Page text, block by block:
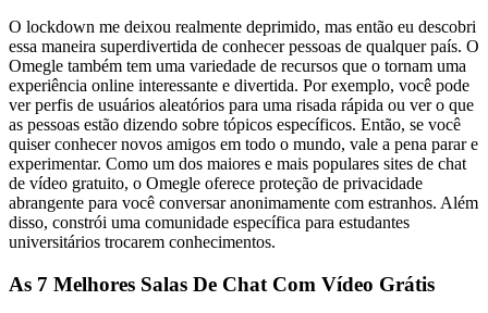
O lockdown me deixou realmente deprimido, mas então eu descobri
essa maneira superdivertida de conhecer pessoas de qualquer país. O
Omegle também tem uma variedade de recursos que o tornam uma
experiência online interessante e divertida. Por exemplo, você pode
ver perfis de usuários aleatórios para uma risada rápida ou ver o que
as pessoas estão dizendo sobre tópicos específicos. Então, se você
quiser conhecer novos amigos em todo o mundo, vale a pena parar e
experimentar. Como um dos maiores e mais populares sites de chat
de vídeo gratuito, o Omegle oferece proteção de privacidade
abrangente para você conversar anonimamente com estranhos. Além
disso, constrói uma comunidade específica para estudantes
universitários trocarem conhecimentos.
As 7 Melhores Salas De Chat Com Vídeo Grátis